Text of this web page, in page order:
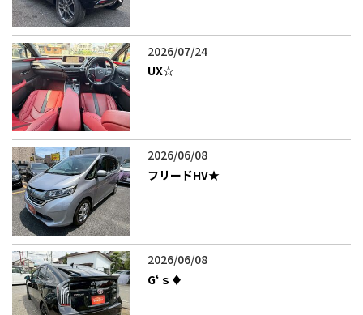
2026/07/24
UX‪☆
2026/06/08
フリードHV★
2026/06/08
G‘ｓ♦